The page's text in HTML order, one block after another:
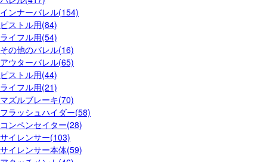
インナーバレル(154)
ピストル用(84)
ライフル用(54)
その他のバレル(16)
アウターバレル(65)
ピストル用(44)
ライフル用(21)
マズルブレーキ(70)
フラッシュハイダー(58)
コンペンセイター(28)
サイレンサー(103)
サイレンサー本体(59)